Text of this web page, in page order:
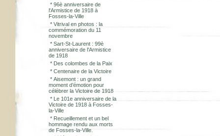
* 96è anniversaire de
l'Armistice de 1918 à
Fosses-la-Ville
* Vitrival en photos : la
commémoration du 11
novembre
* Sart-St-Laurent : 99è
anniversaire de l'Armistice
de 1918
* Des colombes de la Paix
* Centenaire de la Victoire
* Aisemont : un grand
moment d’émotion pour
célébrer la Victoire de 1918
* Le 101e anniversaire de la
Victoire de 1918 à Fosses-
la-Ville
* Recueillement et un bel
hommage rendu aux morts
de Fosses-la-Ville.